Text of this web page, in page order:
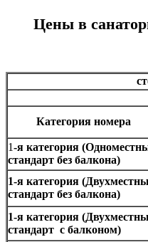
Цены в
Категория номера
1-я категория
стандарт без балкона)
1-я категория
стандарт без балкона)
1-я категория
стандарт с балконом)